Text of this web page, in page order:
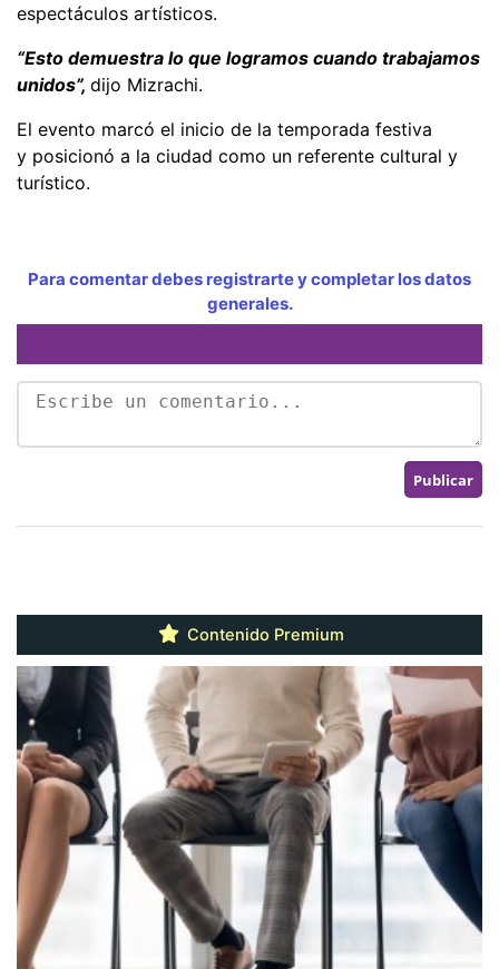
espectáculos artísticos.
“Esto demuestra lo que logramos cuando trabajamos
unidos”, dijo Mizrachi.
El evento marcó el inicio de la temporada festiva
y posicionó a la ciudad como un referente cultural y
turístico.
Para comentar debes registrarte y completar los datos
generales.
Contenido Premium